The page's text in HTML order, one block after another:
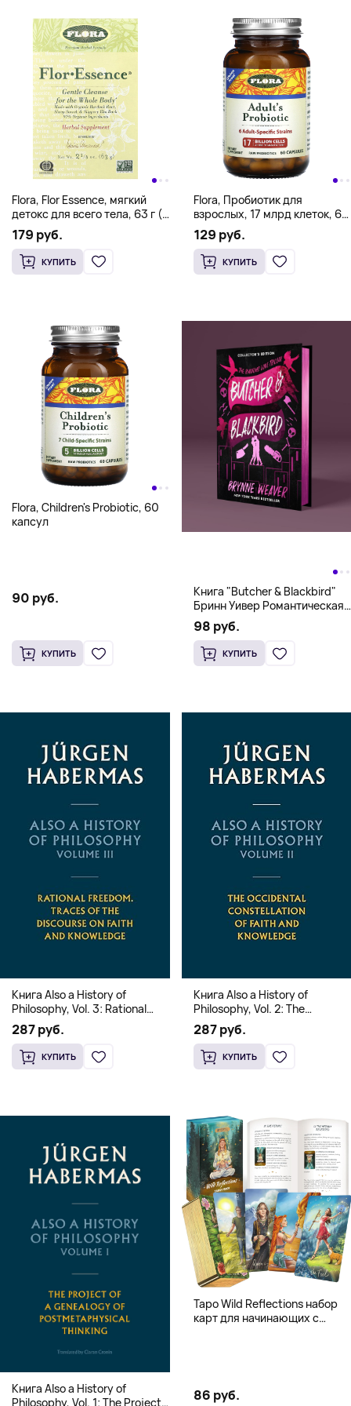
Flora, Flor Essence, мягкий
детокс для всего тела, 63 г (2
1/8 унции)
179 руб.
КУПИТЬ
Flora, Пробиотик для
взрослых, 17 млрд клеток, 60
капсул
129 руб.
КУПИТЬ
Flora, Children's Probiotic, 60
капсул
90 руб.
КУПИТЬ
Книга "Butcher & Blackbird"
Бринн Уивер Романтическая
комедия о серийных убийцах
(18+)
98 руб.
КУПИТЬ
Книга Also a History of
Philosophy, Vol. 3: Rational
Freedom. Traces of the
Discourse on Faith and
Knowledge (Твердый
переплет)
287 руб.
КУПИТЬ
Книга Also a History of
Philosophy, Vol. 2: The
Occidental Constellation of
Faith and Knowledge
(Твердый переплет)
287 руб.
КУПИТЬ
Книга Also a History of
Philosophy, Vol. 1: The Project
Таро Wild Reflections набор
карт для начинающих с
86 руб.